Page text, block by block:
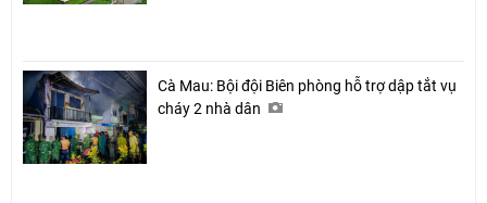
Cà Mau: Bội đội Biên phòng hỗ trợ dập tắt vụ
cháy 2 nhà dân